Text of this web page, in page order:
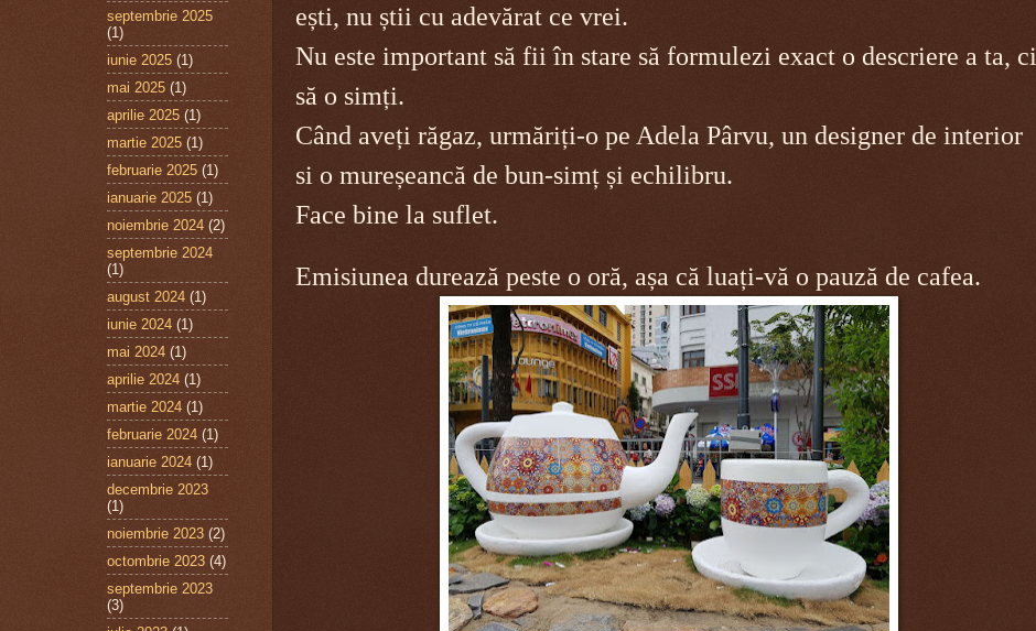
ești, nu știi cu adevărat ce vrei.
Nu este important să fii în stare să formulezi exact o descriere a ta, ci
să o simți.
Când aveți răgaz, urmăriți-o pe Adela Pârvu, un designer de interior
si o mureșeancă de bun-simț și echilibru.
Face bine la suflet.
Emisiunea durează peste o oră, așa că luați-vă o pauză de cafea.
septembrie 2025
(1)
iunie 2025 (1)
mai 2025 (1)
aprilie 2025 (1)
martie 2025 (1)
februarie 2025 (1)
ianuarie 2025 (1)
noiembrie 2024 (2)
septembrie 2024
(1)
august 2024 (1)
iunie 2024 (1)
mai 2024 (1)
aprilie 2024 (1)
martie 2024 (1)
februarie 2024 (1)
ianuarie 2024 (1)
decembrie 2023
(1)
noiembrie 2023 (2)
octombrie 2023 (4)
septembrie 2023
(3)